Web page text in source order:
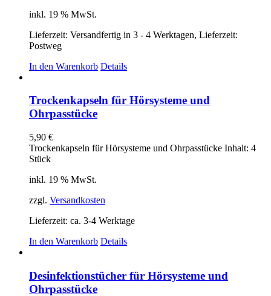
inkl. 19 % MwSt.
Lieferzeit: Versandfertig in 3 - 4 Werktagen, Lieferzeit:
Postweg
In den Warenkorb Details
Trockenkapseln für Hörsysteme und
Ohrpasstücke
5,90 €
Trockenkapseln für Hörsysteme und Ohrpasstücke Inhalt: 4
Stück
inkl. 19 % MwSt.
zzgl. Versandkosten
Lieferzeit: ca. 3-4 Werktage
In den Warenkorb Details
Desinfektionstücher für Hörsysteme und
Ohrpasstücke